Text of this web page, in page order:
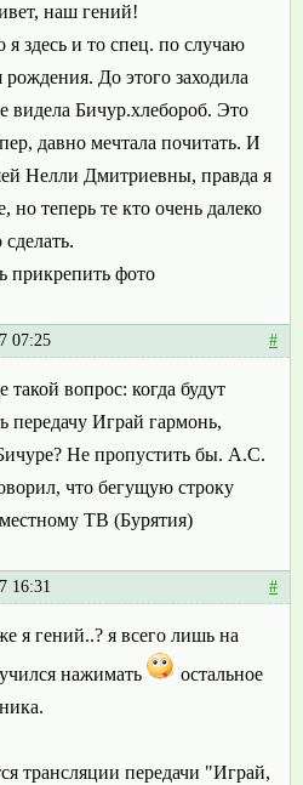
наш гений!
я здесь и то спец. по случаю
рождения. До этого заходила
видела Бичур.хлебороб. Это
давно мечтала почитать. И
Нелли Дмитриевны, правда я
но теперь те кто очень далеко
сделать.
прикрепить фото
07:25 #
вопрос: когда будут
передачу Играй гармонь,
Не пропустить бы. А.С.
что бегущую строку
ТВ (Бурятия)
16:31 #
я гений..? я всего лишь на
нажимать
остальное
трансляции передачи "Играй,